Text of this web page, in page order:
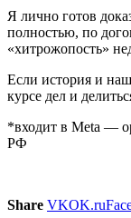
Я лично готов
полностью, по
«хитрожопость»
Если история и
курсе дел и
*входит в Meta —
РФ
Share VKOK.ru